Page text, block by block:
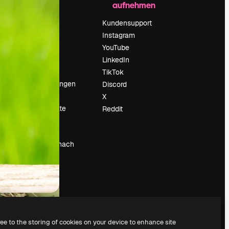
Karriere
Suchtrends
Veranstaltungen
Deine Inhalte
Suchst du nach
aufnehmen
Kundensupport
Instagram
YouTube
LinkedIn
TikTok
Discord
X
Reddit
to the storing of cookies on your device to enhance site